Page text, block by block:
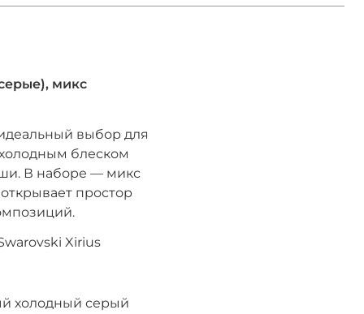
микс
выбор для
блеском
В наборе — микс
простор
Xirius
холодный серый